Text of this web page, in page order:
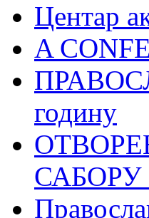
Центар
A
годину